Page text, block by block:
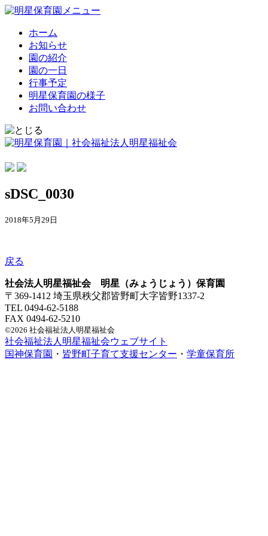
ホーム
お知らせ
園の紹介
園の一日
行事予定
明星保育園の様子
お問い合わせ
sDSC_0030
2018年5月29日
戻る
社会法人明星福祉会 明星（みょうじょう）保育園
〒369-1412 埼玉県秩父郡皆野町大字皆野1337-2
TEL 0494-62-5188
FAX 0494-62-5210
©2026 社会福祉法人明星福祉会
社会福祉法人明星福祉会ウェブサイト
国神保育園 ・ 皆野町子育て支援センター ・ 学童保育所